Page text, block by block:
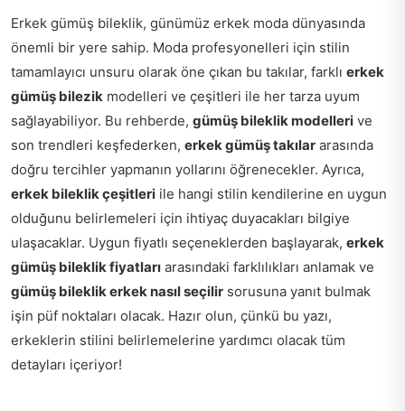
Erkek gümüş bileklik, günümüz erkek moda dünyasında
önemli bir yere sahip. Moda profesyonelleri için stilin
tamamlayıcı unsuru olarak öne çıkan bu takılar, farklı erkek
gümüş bilezik modelleri ve çeşitleri ile her tarza uyum
sağlayabiliyor. Bu rehberde, gümüş bileklik modelleri ve
son trendleri keşfederken, erkek gümüş takılar arasında
doğru tercihler yapmanın yollarını öğrenecekler. Ayrıca,
erkek bileklik çeşitleri ile hangi stilin kendilerine en uygun
olduğunu belirlemeleri için ihtiyaç duyacakları bilgiye
ulaşacaklar. Uygun fiyatlı seçeneklerden başlayarak, erkek
gümüş bileklik fiyatları arasındaki farklılıkları anlamak ve
gümüş bileklik erkek nasıl seçilir sorusuna yanıt bulmak
işin püf noktaları olacak. Hazır olun, çünkü bu yazı,
erkeklerin stilini belirlemelerine yardımcı olacak tüm
detayları içeriyor!